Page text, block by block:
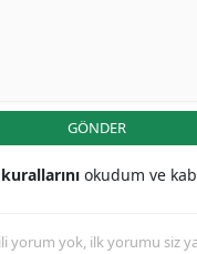
GÖNDER
okudum ve
yorum yok, ilk yorumu siz